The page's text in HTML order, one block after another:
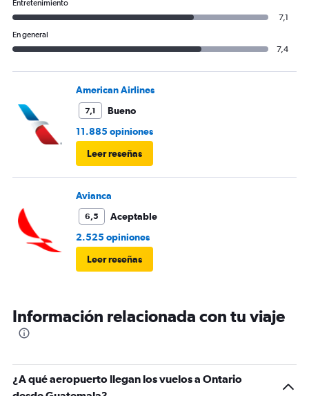
Entretenimiento
7,1
En general
7,4
American Airlines
7,1
Bueno
11.885 opiniones
Leer reseñas
Avianca
6,5
Aceptable
2.525 opiniones
Leer reseñas
Información relacionada con tu viaje
¿A qué aeropuerto llegan los vuelos a Ontario